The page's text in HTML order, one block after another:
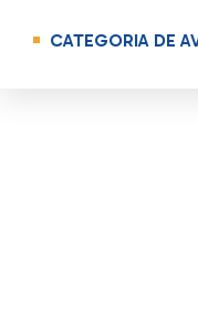
CATEGORIA DE